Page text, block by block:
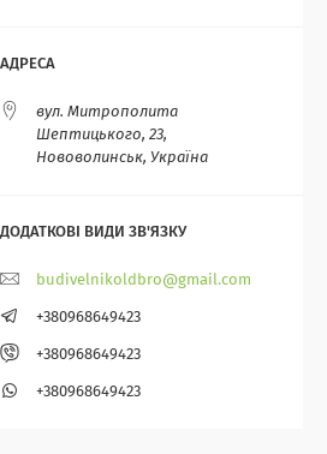
вул. Митрополита
Шептицького, 23,
Нововолинськ, Україна
budivelnikoldbro@gmail.com
+380968649423
+380968649423
+380968649423